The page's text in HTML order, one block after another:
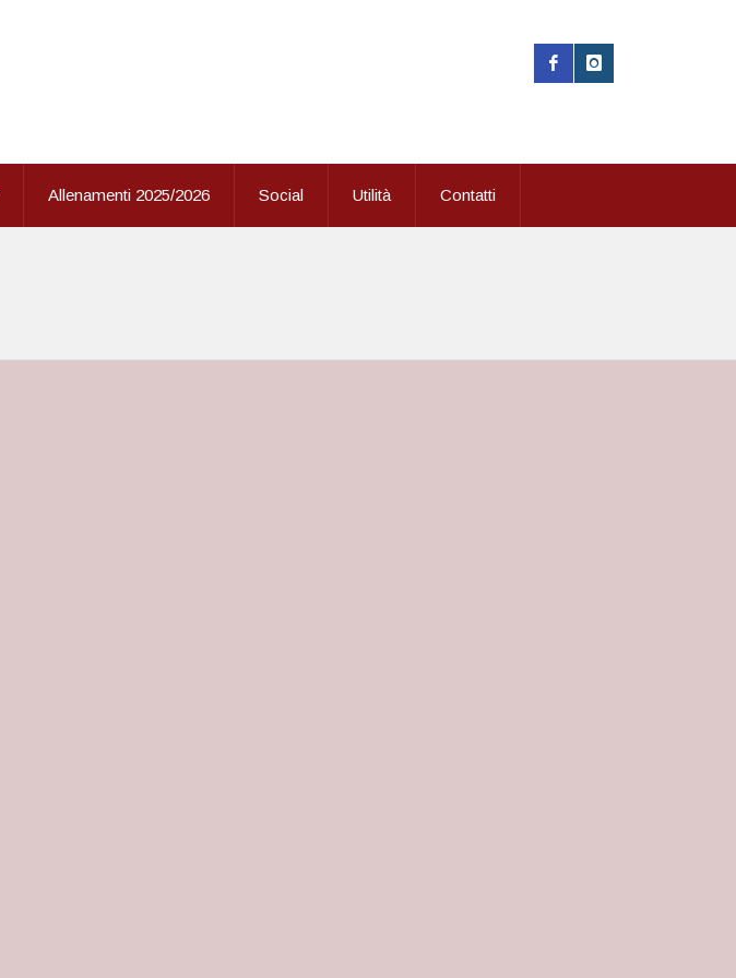
Allenamenti 2025/2026 Social Utilità Contatti